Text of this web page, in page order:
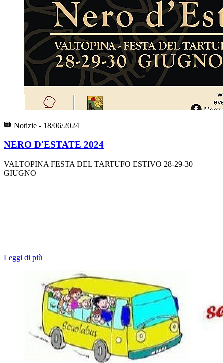
Notizie - 18/06/2024
NERO D'ESTATE 2024
VALTOPINA FESTA DEL TARTUFO ESTIVO 28-29-30
GIUGNO
Leggi di più